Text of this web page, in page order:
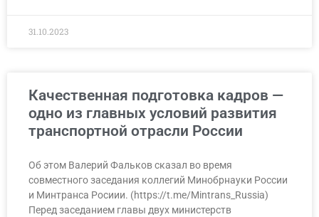
31.10.2023
Качественная подготовка кадров —
одно из главных условий развития
транспортной отрасли России
Об этом Валерий Фальков сказал во время
совместного заседания коллегий Минобрнауки России
и Минтранса Росиии. (https://t.me/Mintrans_Russia)
Перед заседанием главы двух министерств